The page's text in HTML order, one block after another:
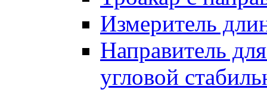
Измеритель
Направитель
угловой